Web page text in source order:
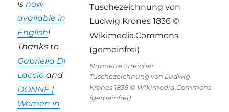
Nannette Streicher.
Tuschezeichnung von Ludwig
Krones 1836 © Wikimedia.Commons
(gemeinfrei)
isnow
available in
English!
Thanks to
Gabriella Di
Laccio and
DONNE |
Women in